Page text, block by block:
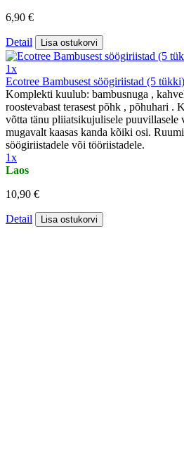
6,90 €
Detail Lisa ostukorvi
1x
Ecotree Bambusest söögiriistad (5
Komplekti kuulub: bambusnuga ,
roostevabast terasest põhk , põhuhari .
võtta tänu pliiatsikujulisele puuvillasele
mugavalt kaasas kanda kõiki osi.
söögiriistadele või tööriistadele.
1x
Laos
10,90 €
Detail Lisa ostukorvi